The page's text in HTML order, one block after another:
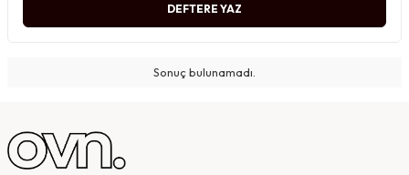
DEFTERE YAZ
Sonuç bulunamadı.